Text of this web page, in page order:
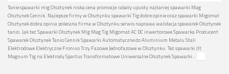
Tanie spawarki mig Olsztynek niska cena promocje rabaty upusty najtaniej spawarki Mag
Olsztynek Cennik. Najlepsze firmy w Olsztynku spawarki Tig dobre opinie oraz spawarki Migomat
Olsztynek dobra opinia polecana firma w Olsztynku serwis naprawa walidacja spawarek Olsztynek
tanio. Jak też Spawarki Olsztynek Mig Mag Tig Migomat AC DC inwertorowe Spawarka Producent
Spawarek Olsztynek Tanio Cennik Spawarki Automatyczne do Aluminium Metalu Stali
Elektrodowe Elektryczne Fronius Trzy Fazowe Jednofazowe w Olsztynku. Też spawarki Jlt
Magnum Tig na Elektrody Spartus Transformatowe Uniwersalne Olsztynek Spawarki.: